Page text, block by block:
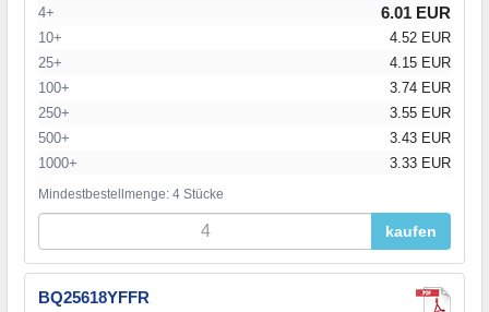
4+ 6.01 EUR
10+
4.52 EUR
25+
4.15 EUR
100+
3.74 EUR
250+
3.55 EUR
500+
3.43 EUR
1000+
3.33 EUR
Mindestbestellmenge: 4 Stücke
kaufen
BQ25618YFFR